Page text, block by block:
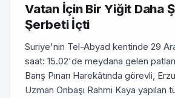
Vatan İçin Bir Yiğit Daha
Şerbeti İçti
Suriye'nin Tel-Abyad kentinde 29
saat: 15.02'de meydana gelen
Barış Pınarı Harekâtında görevli,
Uzman Onbaşı Rahmi Kaya yapılan